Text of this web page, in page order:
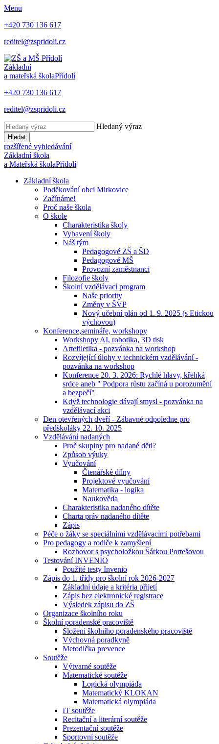
Menu
+420 730 136 617
reditel@zspridoli.cz
Základní
a mateřská školaPřídolí
+420 730 136 617
reditel@zspridoli.cz
Hledaný výraz
Hledat
rozšířené vyhledávání
Základní škola
a Mateřská školaPřídolí
Základní škola
Poděkování obci Mirkovice
Začínáme!
Proč naše škola
O škole
Charakteristika školy
Vybavení školy
Náš tým
Pedagogové ZŠ a ŠD
Pedagogové MŠ
Provozní zaměstnanci
Filozofie školy
Školní vzdělávací program
Naše priority
Změny v ŠVP
Nový učební plán od 1. 9. 2025 (s Etickou
výchovou)
Konference,semináře, workshopy
Workshopy AI, robotika, 3D tisk
Artefiletika - pozvánka na workshop
Rozvíjející úlohy v technickém vzdělávání -
pozvánka na workshop
Konference 20. 3. 2026: Rychlé hlavy, křehká
srdce aneb " Podpora růstu začíná u porozumění
a bezpečí"
Když technologie dávají smysl - pozvánka na
vzdělávací akci
Den otevřených dveří - Zábavné odpoledne pro
předškoláky 22. 10. 2025
Vzdělávání nadaných
Proč skupiny pro nadané děti?
Způsob výuky
Vyučování
Čtenářské dílny
Projektové vyučování
Matematika - logika
Naukověda
Charakteristika nadaného dítěte
Charta práv nadaného dítěte
Zápis
Péče o žáky se speciálními vzdělávacími potřebami
Pro pedagogy a rodiče k zamyšlení
Rozhovor s psycholožkou Šárkou Portešovou
Testování INVENIO
Použité testy Invenio
Zápis do 1. třídy pro školní rok 2026-2027
Základní údaje a kritéria přijetí
Zápis bez elektronické registrace
Výsledek zápisu do ZŠ
Organizace školního roku
Školní poradenské pracoviště
Složení školního poradenského pracoviště
Výchovná poradkyně
Metodička prevence
Soutěže
Výtvarné soutěže
Matematické soutěže
Logická olympiáda
Matematický KLOKAN
Matematická olympiáda
IT soutěže
Recitační a literární soutěže
Prezentační soutěže
Sportovní soutěže